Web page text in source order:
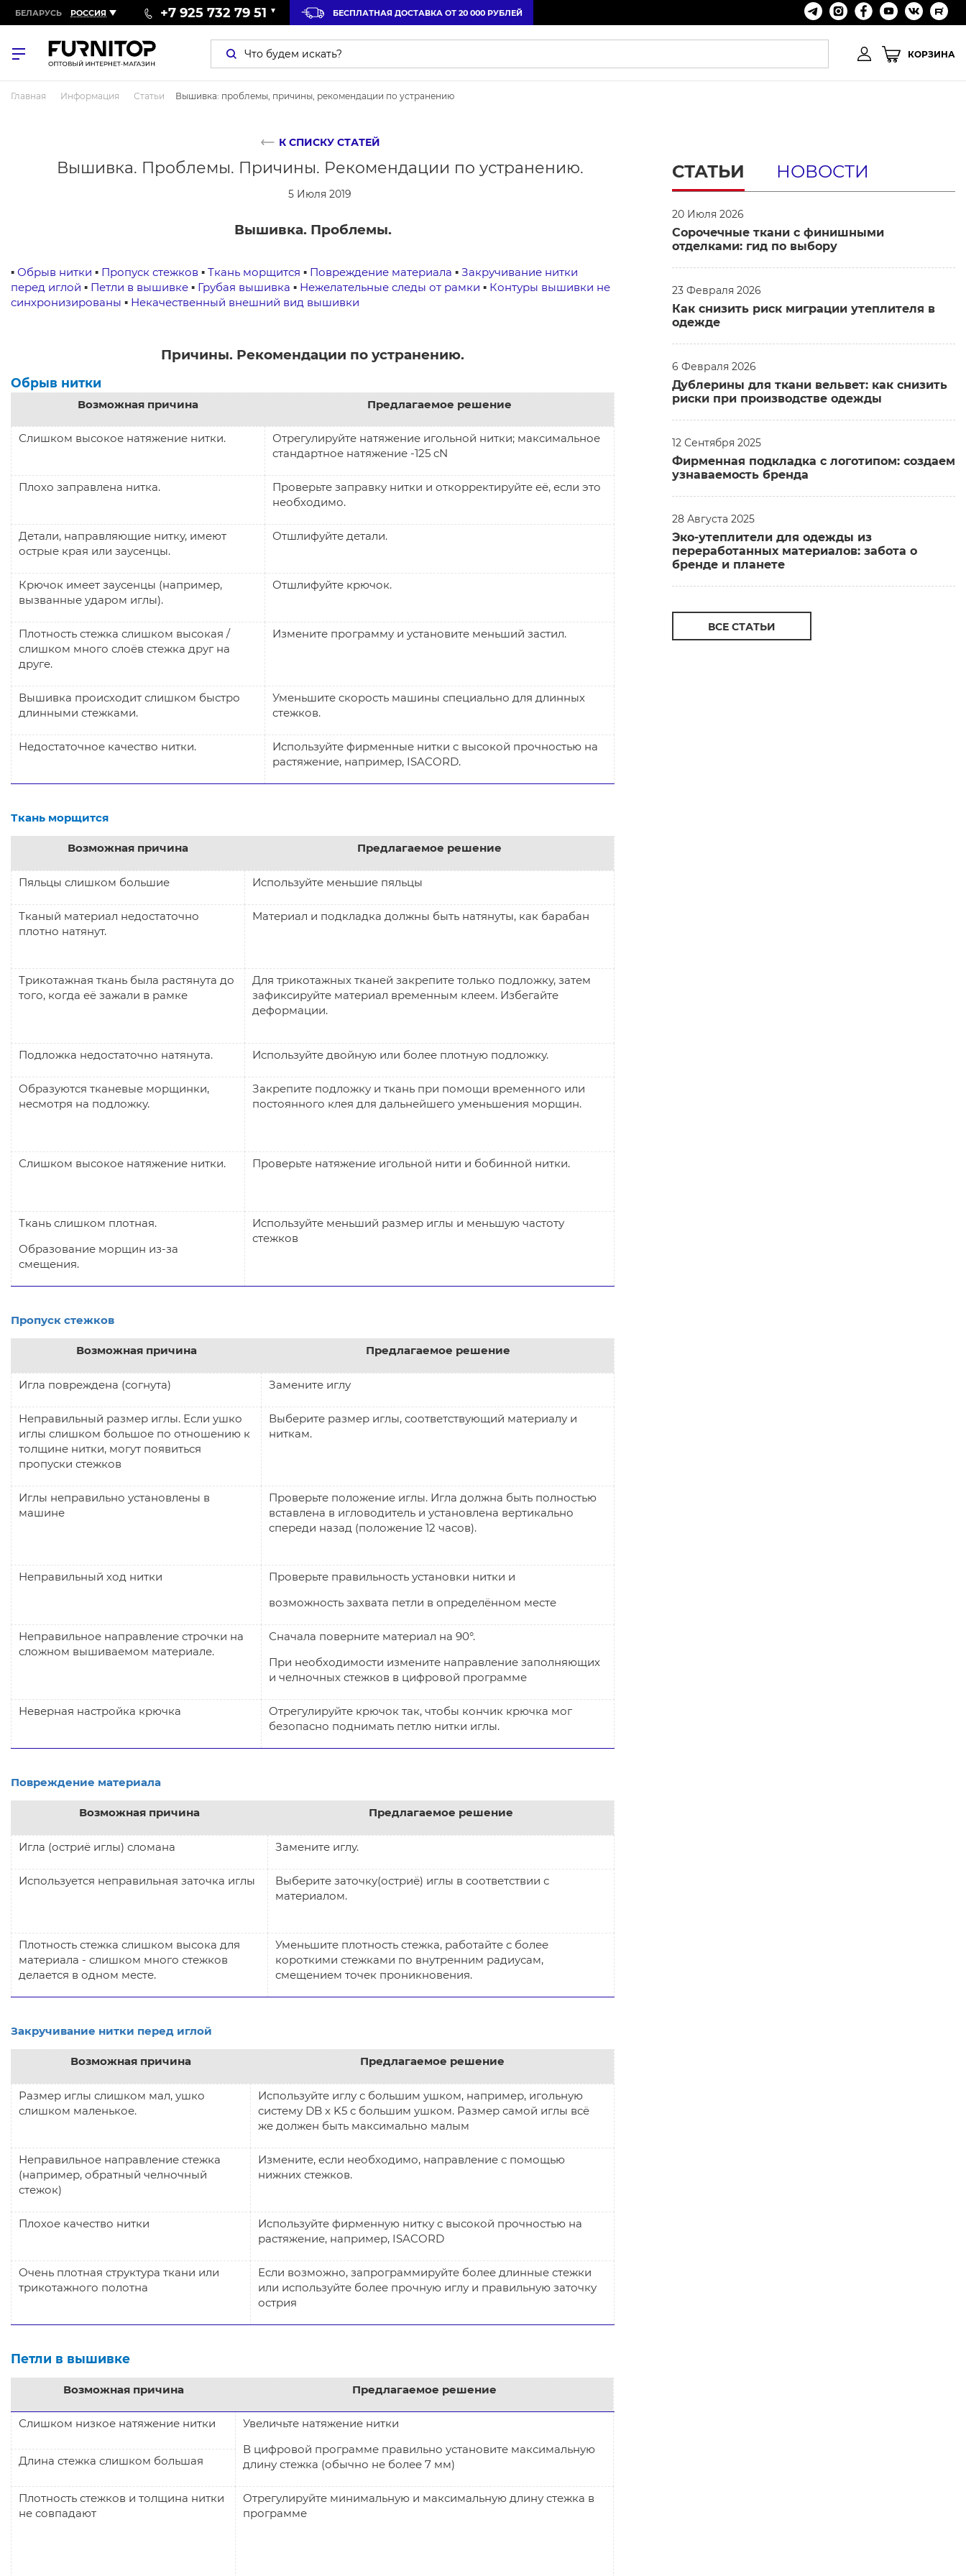
БЕЛАРУСЬ РОССИЯ +7 925 732 79 51 БЕСПЛАТНАЯ ДОСТАВКА ОТ 20 000 РУБЛЕЙ
КОРЗИНА
Главная Информация Статьи Вышивка: проблемы, причины, рекомендации по устранению
К СПИСКУ СТАТЕЙ
Вышивка. Проблемы. Причины. Рекомендации по устранению.
5 Июля 2019
Вышивка. Проблемы.
▪ Обрыв нитки ▪ Пропуск стежков ▪ Ткань морщится ▪ Повреждение материала ▪ Закручивание нитки
перед иглой ▪ Петли в вышивке ▪ Грубая вышивка ▪ Нежелательные следы от рамки ▪ Контуры вышивки не
синхронизированы ▪ Некачественный внешний вид вышивки
Причины. Рекомендации по устранению.
Обрыв нитки
Возможная причина Предлагаемое решение
Слишком высокое натяжение нитки.
Отрегулируйте натяжение игольной нитки; максимальное
стандартное натяжение -125 cN
Плохо заправлена нитка.
Проверьте заправку нитки и откорректируйте её, если это
необходимо.
Детали, направляющие нитку, имеют
острые края или заусенцы.
Отшлифуйте детали.
Крючок имеет заусенцы (например,
вызванные ударом иглы).
Отшлифуйте крючок.
Плотность стежка слишком высокая /
слишком много слоёв стежка друг на
друге.
Измените программу и установите меньший застил.
Вышивка происходит слишком быстро
длинными стежками.
Уменьшите скорость машины специально для длинных
стежков.
Недостаточное качество нитки.
Используйте фирменные нитки с высокой прочностью на
растяжение, например, ISACORD.
Ткань морщится
Возможная причина Предлагаемое решение
Пяльцы слишком большие Используйте меньшие пяльцы
Тканый материал недостаточно
плотно натянут.
Материал и подкладка должны быть натянуты, как барабан
Трикотажная ткань была растянута до
того, когда её зажали в рамке
Для трикотажных тканей закрепите только подложку, затем
зафиксируйте материал временным клеем. Избегайте
деформации.
Подложка недостаточно натянута. Используйте двойную или более плотную подложку.
Образуются тканевые морщинки,
несмотря на подложку.
Закрепите подложку и ткань при помощи временного или
постоянного клея для дальнейшего уменьшения морщин.
Слишком высокое натяжение нитки. Проверьте натяжение игольной нити и бобинной нитки.
Ткань слишком плотная.
Образование морщин из-за
смещения.
Используйте меньший размер иглы и меньшую частоту
стежков
Пропуск стежков
Возможная причина Предлагаемое решение
Игла повреждена (согнута) Замените иглу
Неправильный размер иглы. Если ушко
иглы слишком большое по отношению к
толщине нитки, могут появиться
пропуски стежков
Выберите размер иглы, соответствующий материалу и
ниткам.
Иглы неправильно установлены в
машине
Проверьте положение иглы. Игла должна быть полностью
вставлена в игловодитель и установлена вертикально
спереди назад (положение 12 часов).
Неправильный ход нитки
Проверьте правильность установки нитки и
возможность захвата петли в определённом месте
Неправильное направление строчки на
сложном вышиваемом материале.
Сначала поверните материал на 90°.
При необходимости измените направление заполняющих
и челночных стежков в цифровой программе
Неверная настройка крючка
Отрегулируйте крючок так, чтобы кончик крючка мог
безопасно поднимать петлю нитки иглы.
Повреждение материала
Возможная причина Предлагаемое решение
Игла (остриё иглы) сломана Замените иглу.
Используется неправильная заточка иглы
Выберите заточку(остриё) иглы в соответствии с
материалом.
Плотность стежка слишком высока для
материала - слишком много стежков
делается в одном месте.
Уменьшите плотность стежка, работайте с более
короткими стежками по внутренним радиусам,
смещением точек проникновения.
Закручивание нитки перед иглой
Возможная причина Предлагаемое решение
Размер иглы слишком мал, ушко
слишком маленькое.
Используйте иглу с большим ушком, например, игольную
систему DB x K5 с большим ушком. Размер самой иглы всё
же должен быть максимально малым
Неправильное направление стежка
(например, обратный челночный
стежок)
Измените, если необходимо, направление с помощью
нижних стежков.
Плохое качество нитки
Используйте фирменную нитку с высокой прочностью на
растяжение, например, ISACORD
Очень плотная структура ткани или
трикотажного полотна
Если возможно, запрограммируйте более длинные стежки
или используйте более прочную иглу и правильную заточку
острия
Петли в вышивке
Возможная причина Предлагаемое решение
Слишком низкое натяжение нитки
Увеличьте натяжение нитки
В цифровой программе правильно установите максимальную
длину стежка (обычно не более 7 мм)
Длина стежка слишком большая
Плотность стежков и толщина нитки
не совпадают
Отрегулируйте минимальную и максимальную длину стежка в
программе
СТАТЬИ НОВОСТИ
20 Июля 2026
Сорочечные ткани с финишными
отделками: гид по выбору
23 Февраля 2026
Как снизить риск миграции утеплителя в
одежде
6 Февраля 2026
Дублерины для ткани вельвет: как снизить
риски при производстве одежды
12 Сентября 2025
Фирменная подкладка с логотипом: создаем
узнаваемость бренда
28 Августа 2025
Эко-утеплители для одежды из
переработанных материалов: забота о
бренде и планете
ВСЕ СТАТЬИ